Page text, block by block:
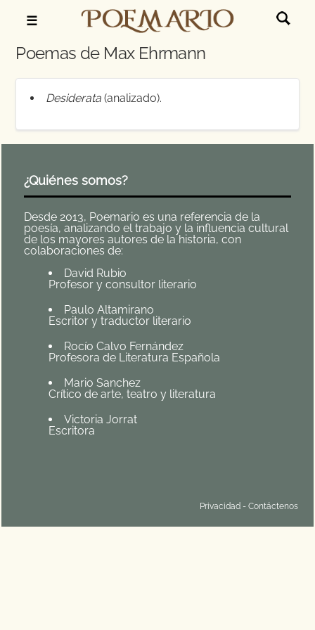
☰
Poemas de Max Ehrmann
Desiderata (analizado).
¿Quiénes somos?
Desde 2013, Poemario es una referencia de la
poesía, analizando el trabajo y la influencia cultural
de los mayores autores de la historia, con
colaboraciones de:
David Rubio
Profesor y consultor literario
Paulo Altamirano
Escritor y traductor literario
Rocío Calvo Fernández
Profesora de Literatura Española
Mario Sanchez
Crítico de arte, teatro y literatura
Victoria Jorrat
Escritora
Privacidad- Contáctenos